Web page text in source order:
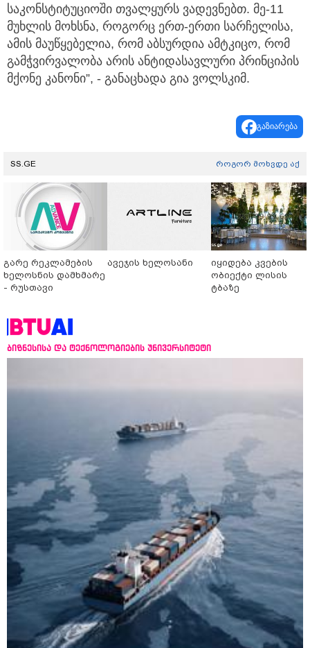
საკონსტიტუციოში თვალყურს ვადევნებთ. მე-11
მუხლის მოხსნა, როგორც ერთ-ერთი სარჩელისა,
ამის მაუწყებელია, რომ აბსურდია ამტკიცო, რომ
გამჭვირვალობა არის ანტიდასავლური პრინციპის
მქონე კანონი”, - განაცხადა გია ვოლსკიმ.
გაზიარება
SS.GE როგორ მოხვდე აქ
გარე რეკლამების
ხელოსნის დამხმარე
- რუსთავი
ავეჯის ხელოსანი
იყიდება კვების
ობიექტი ლისის
ტბაზე
ბიზნესისა და ტექნოლოგიების უნივერსიტეტი